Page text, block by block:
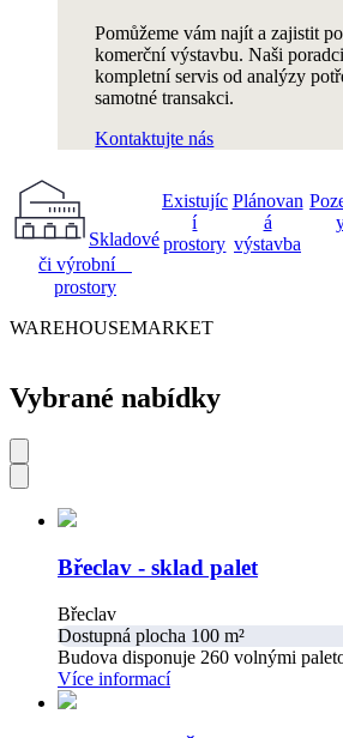
Pomůžeme vám najít a zajistit
komerční výstavbu. Naši
kompletní servis od analýzy
samotné transakci.
Kontaktujte nás
Skladové
či výrobní
prostory
Existujíc
í
prostory
Plánovan
á
výstavba
WAREHOUSEMARKET
Vybrané nabídky
Břeclav - sklad palet
Břeclav
Dostupná plocha 100 m²
Budova disponuje 260 volnými
Více informací